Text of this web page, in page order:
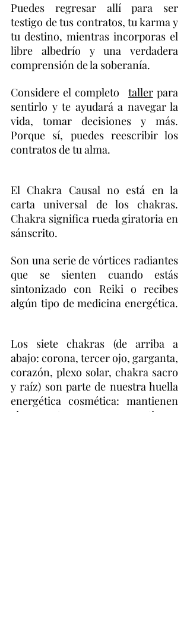
Puedes regresar allí para ser
testigo de tus contratos, tu karma y
tu destino, mientras incorporas el
libre albedrío y una verdadera
comprensión de la soberanía.
Considere el completo
tallerpara
sentirlo y te ayudará a navegar la
vida, tomar decisiones y más.
Porque sí, puedes reescribir los
contratos de tu alma.
El Chakra Causal no está en la
carta universal de los chakras.
Chakra significa rueda giratoria en
sánscrito.
Son una serie de vórtices radiantes
que se sienten cuando estás
sintonizado con Reiki o recibes
algún tipo de medicina energética.
Los siete chakras (de arriba a
abajo: corona, tercer ojo, garganta,
corazón, plexo solar, chakra sacro
y raíz) son parte de nuestra huella
energética cosmética: mantienen
viva nuestra aura, nos mantienen